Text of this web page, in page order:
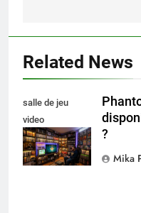
Related News
salle de jeu
video
collectionneur
?
Mika